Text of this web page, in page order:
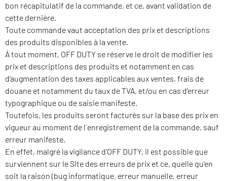
bon récapitulatif de la commande, et ce, avant validation de
cette dernière.
Toute commande vaut acceptation des prix et descriptions
des produits disponibles à la vente.
À tout moment, OFF DUTY se réserve le droit de modifier les
prix et descriptions des produits et notamment en cas
d’augmentation des taxes applicables aux ventes, frais de
douane et notamment du taux de TVA, et/ou en cas d’erreur
typographique ou de saisie manifeste.
Toutefois, les produits seront facturés sur la base des prix en
vigueur au moment de l´enregistrement de la commande, sauf
erreur manifeste.
En effet, malgré la vigilance d’OFF DUTY, il est possible que
surviennent sur le Site des erreurs de prix et ce, quelle qu’en
soit la raison (bug informatique, erreur manuelle, erreur